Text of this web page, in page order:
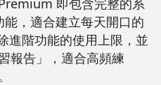
，適合建立每天開口的
進階功能的使用上限，並
報告」，適合高頻練